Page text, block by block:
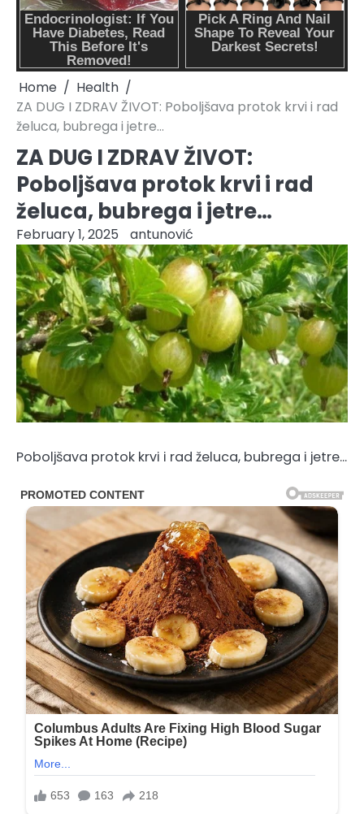
Home
Health
ZA DUG I ZDRAV ŽIVOT: Poboljšava protok krvi i rad
želuca, bubrega i jetre…
ZA DUG I ZDRAV ŽIVOT:
Poboljšava protok krvi i rad
želuca, bubrega i jetre…
February 1, 2025 antunović
Poboljšava protok krvi i rad želuca, bubrega i jetre…